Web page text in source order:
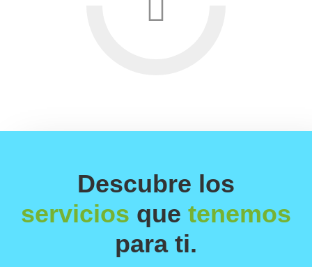
Descubre los
servicios que tenemos
para ti.